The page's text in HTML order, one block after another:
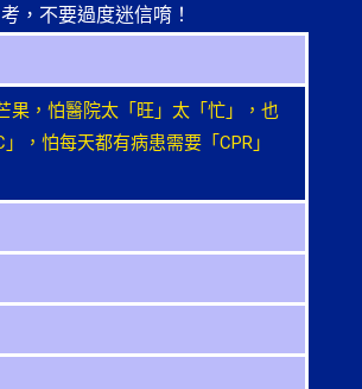
考，不要過度迷信唷！
果，怕醫院太「旺」太「忙」，也
」，怕每天都有病患需要「 CPR 」